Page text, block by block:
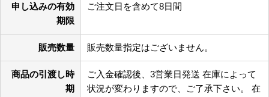
申し込みの有効
期限
ご注文日を含めて8日間
販売数量 販売数量指定はございません。
商品の引渡し時
期
ご入金確認後、3営業日発送 在庫によって
状況が変わりますので、ご了承下さい。 在